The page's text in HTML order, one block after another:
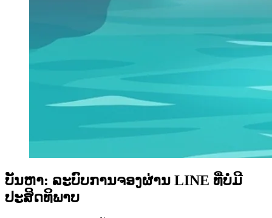
ບັນຫາ: ລະບົບການຈອງຜ່ານ LINE ທີ່ບໍ່ມີ
ປະສິດທິພາບ